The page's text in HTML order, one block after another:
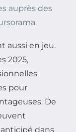
auprès des
aussi en jeu.
2025,
pour
De
dans